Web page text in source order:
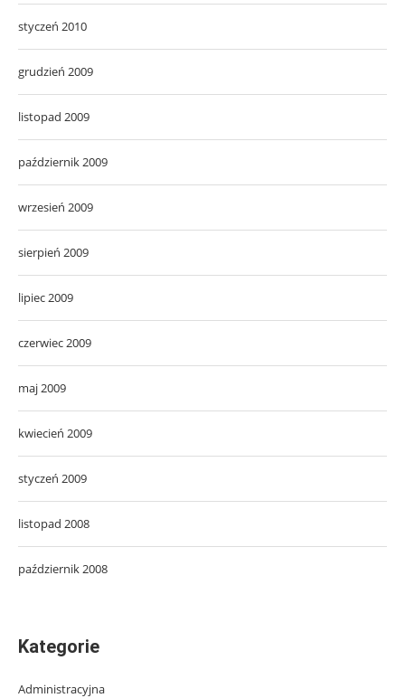
styczeń 2010
grudzień 2009
listopad 2009
październik 2009
wrzesień 2009
sierpień 2009
lipiec 2009
czerwiec 2009
maj 2009
kwiecień 2009
styczeń 2009
listopad 2008
październik 2008
Kategorie
Administracyjna